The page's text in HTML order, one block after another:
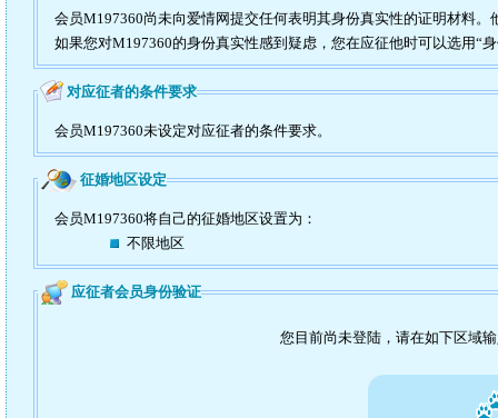
会员M197360尚未向爱情网提交任何表明其身份真实性的证明材料。
如果您对M197360的身份真实性感到疑虑，您在应征他时可以选用“
对应征者的条件要求
会员M197360未设定对应征者的条件要求。
征婚地区设定
会员M197360将自己的征婚地区设置为：
不限地区
应征者会员身份验证
您目前尚未登陆，请在如下区域